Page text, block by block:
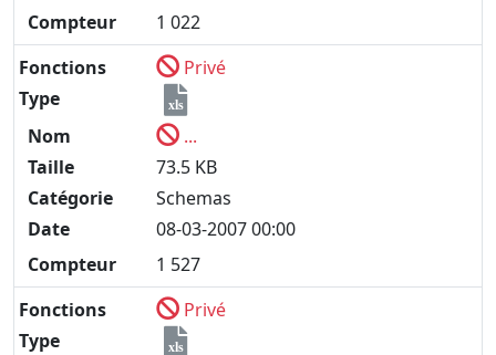
Compteur
1 022
Fonctions
Privé
Type
xls
Nom
...
Taille
73.5 KB
Catégorie
Schemas
Date
08-03-2007 00:00
Compteur
1 527
Fonctions
Privé
Type
xls